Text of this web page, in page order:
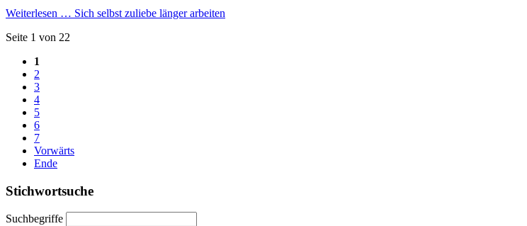
Weiterlesen … Sich selbst zuliebe länger arbeiten
Seite 1 von 22
1
2
3
4
5
6
7
Vorwärts
Ende
Stichwortsuche
Suchbegriffe